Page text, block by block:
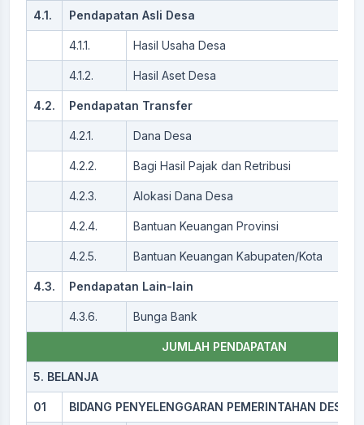
4.1. Pendapatan Asli Desa
4.1.1. Hasil Usaha Desa
4.1.2. Hasil Aset Desa
4.2. Pendapatan Transfer
4.2.1. Dana Desa
4.2.2. Bagi Hasil Pajak dan Retribusi
4.2.3. Alokasi Dana Desa
4.2.4. Bantuan Keuangan Provinsi
4.2.5. Bantuan Keuangan Kabupaten/Kota
4.3. Pendapatan Lain-lain
4.3.6. Bunga Bank
JUMLAH PENDAPATAN
5. BELANJA
01 BIDANG PENYELENGGARAN PEMERINTAHAN DESA